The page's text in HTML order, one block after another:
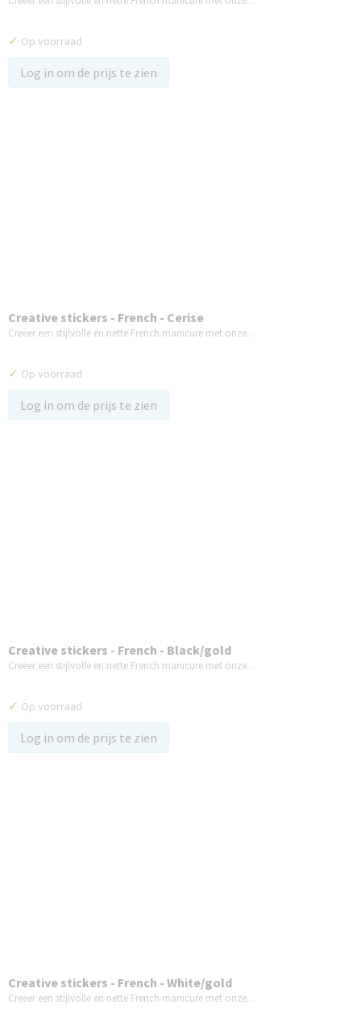
✓ Op voorraad
Log in om de prijs te zien
Creative stickers - French - Cerise
Creëer een stijlvolle en nette French manicure met onze…
✓ Op voorraad
Log in om de prijs te zien
Creative stickers - French - Black/gold
Creëer een stijlvolle en nette French manicure met onze…
✓ Op voorraad
Log in om de prijs te zien
Creative stickers - French - White/gold
Creëer een stijlvolle en nette French manicure met onze…